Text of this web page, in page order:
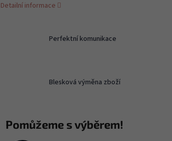
Detailní informace
Perfektní komunikace
Blesková výměna zboží
Pomůžeme s výběrem!